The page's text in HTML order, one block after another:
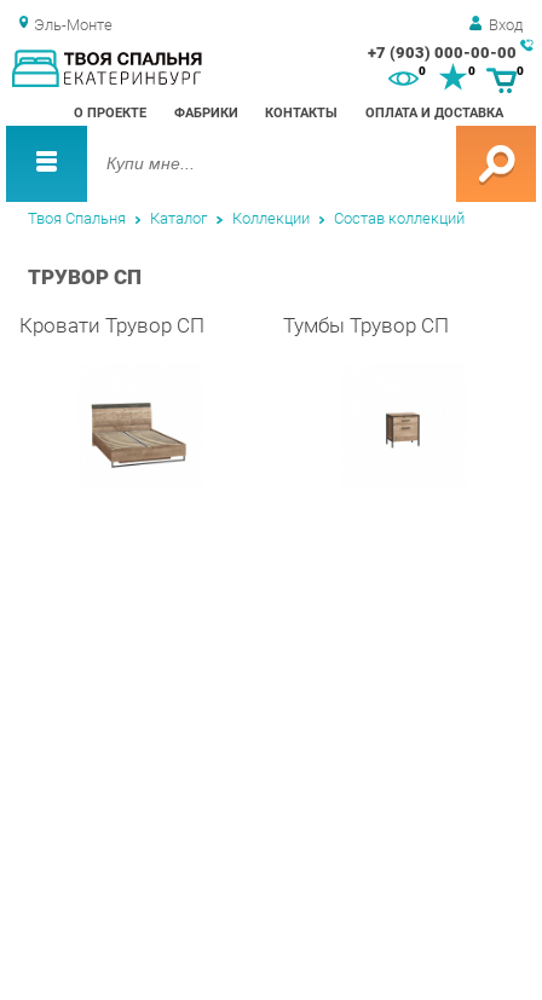
Эль-Монте Вход
+7 (903) 000-00-00
О ПРОЕКТЕ ФАБРИКИ КОНТАКТЫ ОПЛАТА И ДОСТАВКА
0 0
Твоя Спальня Каталог Коллекции Состав коллекций
ТРУВОР СП
Кровати Трувор СП Тумбы Трувор СП